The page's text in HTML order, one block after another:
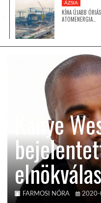
ÁZSIA
LATIN-AMERIKA
KÖZEL-KELET
AUSZTRÁLIA
A VILÁG ITTHON
MÉDIA
ÁZSIA
KÍNA ÚJABB
ATOMENERGIA…
Kanye
FARMOSI NÓRA